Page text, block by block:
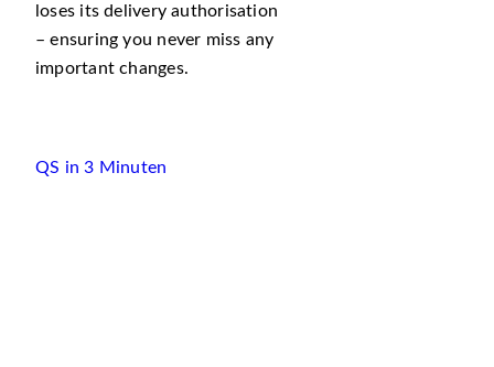
loses its delivery authorisation
– ensuring you never miss any
important changes.
QS in 3 Minuten